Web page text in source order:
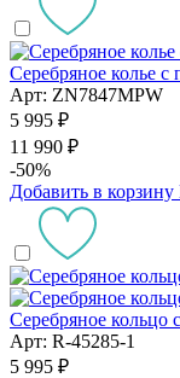
Серебряное колье
Арт: ZN7847MPW
5 995 ₽
11 990 ₽
-50%
Добавить в корзину
Серебряное кольцо
Арт: R-45285-1
5 995 ₽